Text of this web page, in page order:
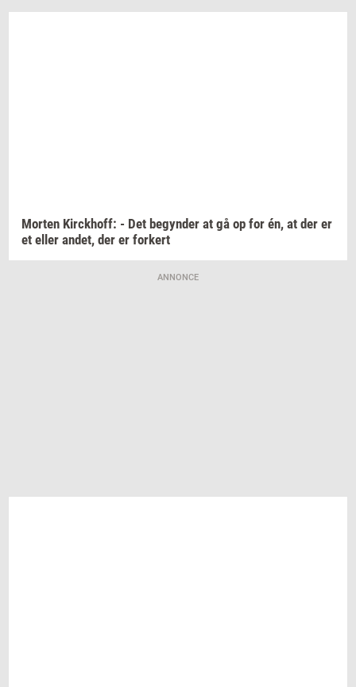
Mor­ten Kirck­hoff: - Det be­gyn­der at gå op for én, at der er
et eller andet, der er for­kert
ANNONCE